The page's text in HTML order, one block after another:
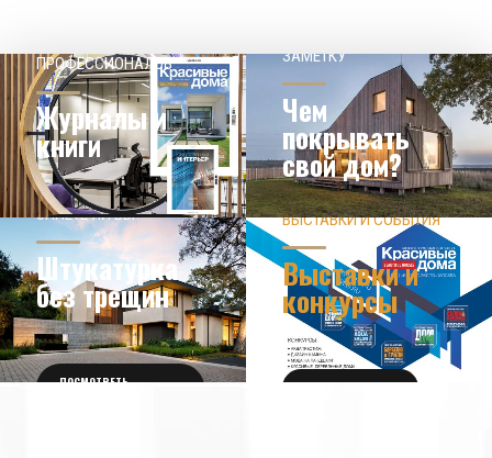
ПРОФЕССИОНАЛОВ
Журналы и
книги
НОВОСТИ ИЗ МИРА
ДИЗАЙНА
ЗАМЕТКУ
Чем
покрывать
свой дом?
УЗНАТЬ БОЛЬШЕ
ЗНАЕТЕ ЛИ ВЫ?
Штукатурка
без трещин
ПОСМОТРЕТЬ
ВЫСТАВКИ И СОБЫТИЯ
Выставки и
конкурсы
ПОЛУЧИТЬ БИЛЕТ